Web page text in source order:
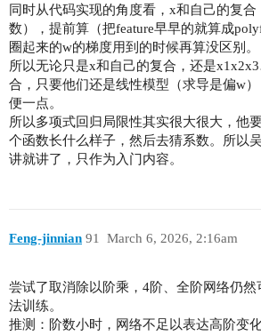
同时从代码实现的角度看，x和自己的复
数），提前算（把feature早早的就算成
圈起来的w的梯度用到的时候再算没区别。
所以无论只是x和自己的复合，还是
合，只要他们还是线性模型（求导是偏w
便一点。
所以多项式回归局限性其实很大很大，他
个函数长什么样子，然后去猜系数。所以
讲就讲了，只作为入门内容。
Feng-jinnian March 6, 2026, 2:16am
91
尝试了取消除以阶乘，4阶、全阶网络仍
法训练。
推测：阶数小时，网络不足以表达高阶变化